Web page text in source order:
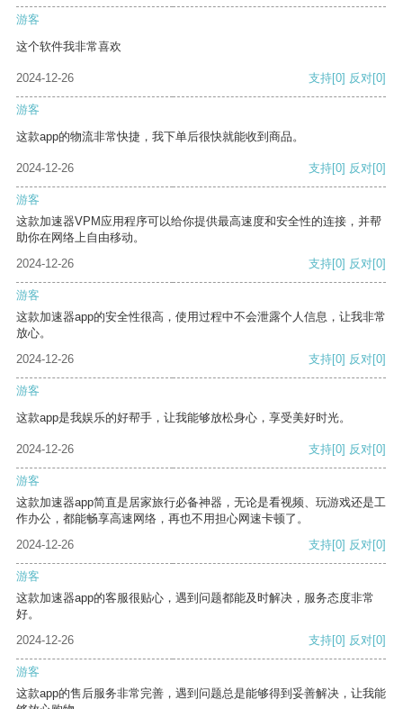
游客
这个软件我非常喜欢
2024-12-26 支持[0] 反对[0]
游客
这款app的物流非常快捷，我下单后很快就能收到商品。
2024-12-26 支持[0] 反对[0]
游客
这款加速器VPM应用程序可以给你提供最高速度和安全性的连接，并帮
助你在网络上自由移动。
2024-12-26
支持[0] 反对[0]
游客
这款加速器app的安全性很高，使用过程中不会泄露个人信息，让我非常
放心。
2024-12-26
支持[0] 反对[0]
游客
这款app是我娱乐的好帮手，让我能够放松身心，享受美好时光。
2024-12-26 支持[0] 反对[0]
游客
这款加速器app简直是居家旅行必备神器，无论是看视频、玩游戏还是工
作办公，都能畅享高速网络，再也不用担心网速卡顿了。
2024-12-26
支持[0] 反对[0]
游客
这款加速器app的客服很贴心，遇到问题都能及时解决，服务态度非常
好。
2024-12-26
支持[0] 反对[0]
游客
这款app的售后服务非常完善，遇到问题总是能够得到妥善解决，让我能